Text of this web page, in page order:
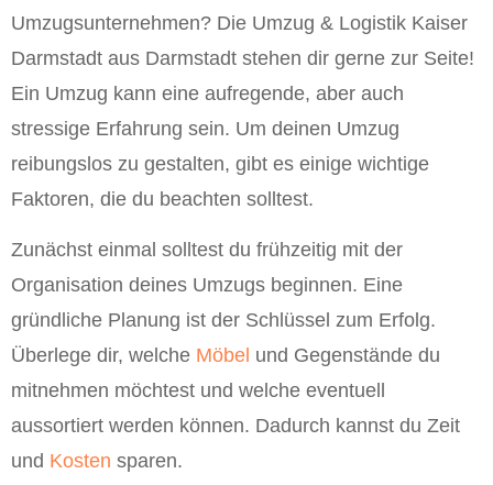
Umzugsunternehmen? Die Umzug & Logistik Kaiser
Darmstadt aus Darmstadt stehen dir gerne zur Seite!
Ein Umzug kann eine aufregende, aber auch
stressige Erfahrung sein. Um deinen Umzug
reibungslos zu gestalten, gibt es einige wichtige
Faktoren, die du beachten solltest.
Zunächst einmal solltest du frühzeitig mit der
Organisation deines Umzugs beginnen. Eine
gründliche Planung ist der Schlüssel zum Erfolg.
Überlege dir, welche Möbel und Gegenstände du
mitnehmen möchtest und welche eventuell
aussortiert werden können. Dadurch kannst du Zeit
und Kosten sparen.